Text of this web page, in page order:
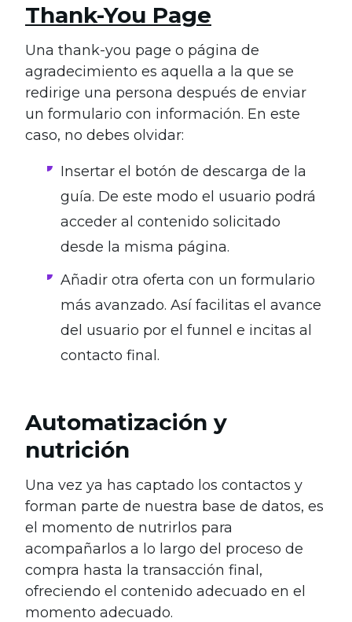
Thank-You Page
Una thank-you page o página de
agradecimiento es aquella a la que se
redirige una persona después de enviar
un formulario con información. En este
caso, no debes olvidar:
Insertar el botón de descarga de la
guía. De este modo el usuario podrá
acceder al contenido solicitado
desde la misma página.
Añadir otra oferta con un formulario
más avanzado. Así facilitas el avance
del usuario por el funnel e incitas al
contacto final.
Automatización y
nutrición
Una vez ya has captado los contactos y
forman parte de nuestra base de datos, es
el momento de nutrirlos para
acompañarlos a lo largo del proceso de
compra hasta la transacción final,
ofreciendo el contenido adecuado en el
momento adecuado.